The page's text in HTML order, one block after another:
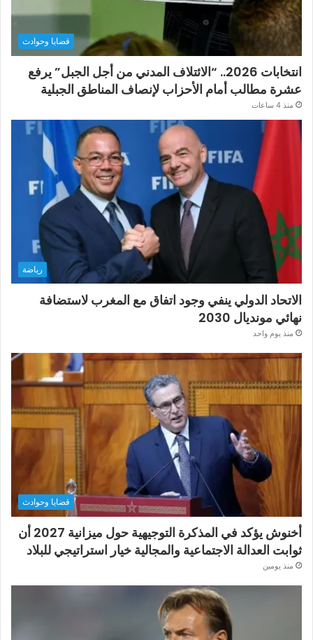
قضايا وحوادث
انتخابات 2026.. “الائتلاف المدني من أجل الجبل” يرفع
عشرة مطالب أمام الأحزاب لإنصاف المناطق الجبلية
منذ 4 ساعات
رياضة
الاتحاد الدولي ينفي وجود اتفاق مع المغرب لاستضافة
نهائي مونديال 2030
منذ يوم واحد
قضايا وحوادث
أخنوش يؤكد في المذكرة التوجيهية حول ميزانية 2027 أن
ثوابت العدالة الاجتماعية والمجالية خيار استراتيجي للبلاد
منذ يومين